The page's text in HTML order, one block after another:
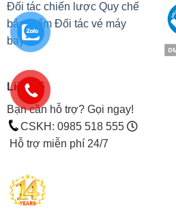
Đối tác chiến lược Quy chế
bảo hiểm Đối tác vé máy
bay
Liên hệ
Bạn cần hỗ trợ? Gọi ngay!
CSKH: 0985 518 555
Hỗ trợ miễn phí 24/7